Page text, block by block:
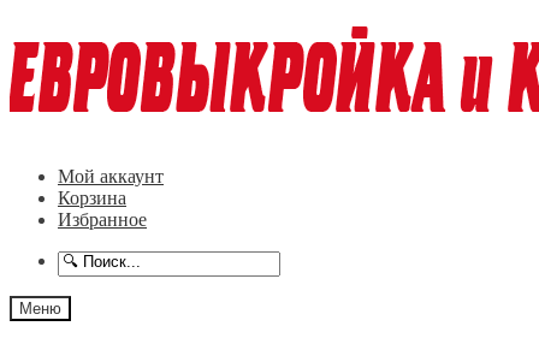
к
навигации
к
содержимому
Мой аккаунт
Корзина
Избранное
Меню